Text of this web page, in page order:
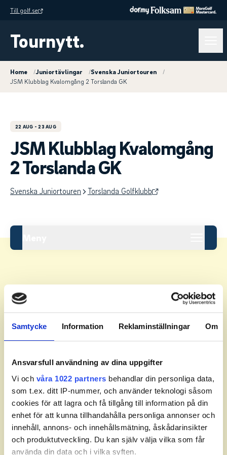
Samtycke Information Reklaminställningar Om
Ansvarsfull användning av dina uppgifter
Vi och våra 1022 partners behandlar din personliga data,
som t.ex. ditt IP-nummer, och använder teknologi såsom
cookies för att lagra och få tillgång till information på din
enhet för att kunna tillhandahålla personliga annonser och
innehåll, annons- och innehållsmätning, åskådarinsikter
och produktutveckling. Du kan själv välja vilka som får
använda din data och i vilka syften.
Till golf.se
Tournytt.
Home /Juniortävlingar /Svenska Juniortouren
/
JSM Klubblag Kvalomgång 2 Torslanda GK
22 AUG - 23 AUG
JSM Klubblag Kvalomgång
2 Torslanda GK
Svenska Juniortouren Torslanda Golfklubb
Tävlingen startar inom
kort
Se startlistan